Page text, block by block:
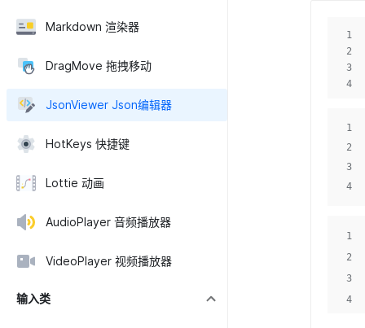
Markdown 渲染器
DragMove 拖拽移动
JsonViewer Json编辑器
HotKeys 快捷键
Lottie 动画
AudioPlayer 音频播放器
VideoPlayer 视频播放器
输入类
1
2
3
4
1
2
3
4
1
2
3
4